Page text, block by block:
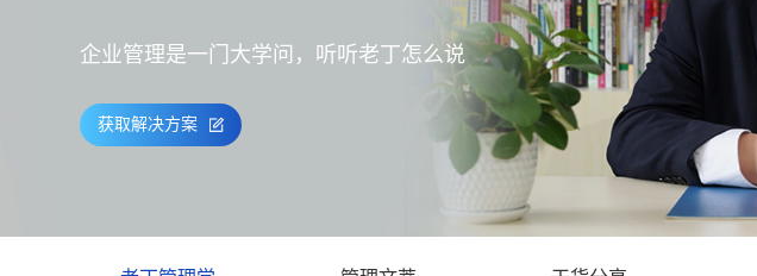
企业管理是一门大学问，听听老丁怎么说
获取解决方案